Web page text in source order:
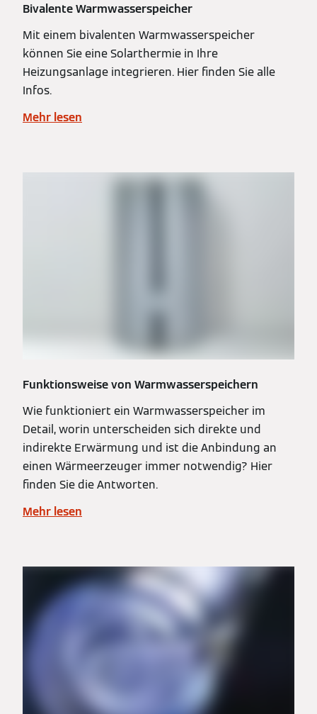
Bivalente Warmwasserspeicher
Mit einem bivalenten Warmwasserspeicher
können Sie eine Solarthermie in Ihre
Heizungsanlage integrieren. Hier finden Sie alle
Infos.
Mehr lesen
Funktionsweise von Warmwasserspeichern
Wie funktioniert ein Warmwasserspeicher im
Detail, worin unterscheiden sich direkte und
indirekte Erwärmung und ist die Anbindung an
einen Wärmeerzeuger immer notwendig? Hier
finden Sie die Antworten.
Mehr lesen